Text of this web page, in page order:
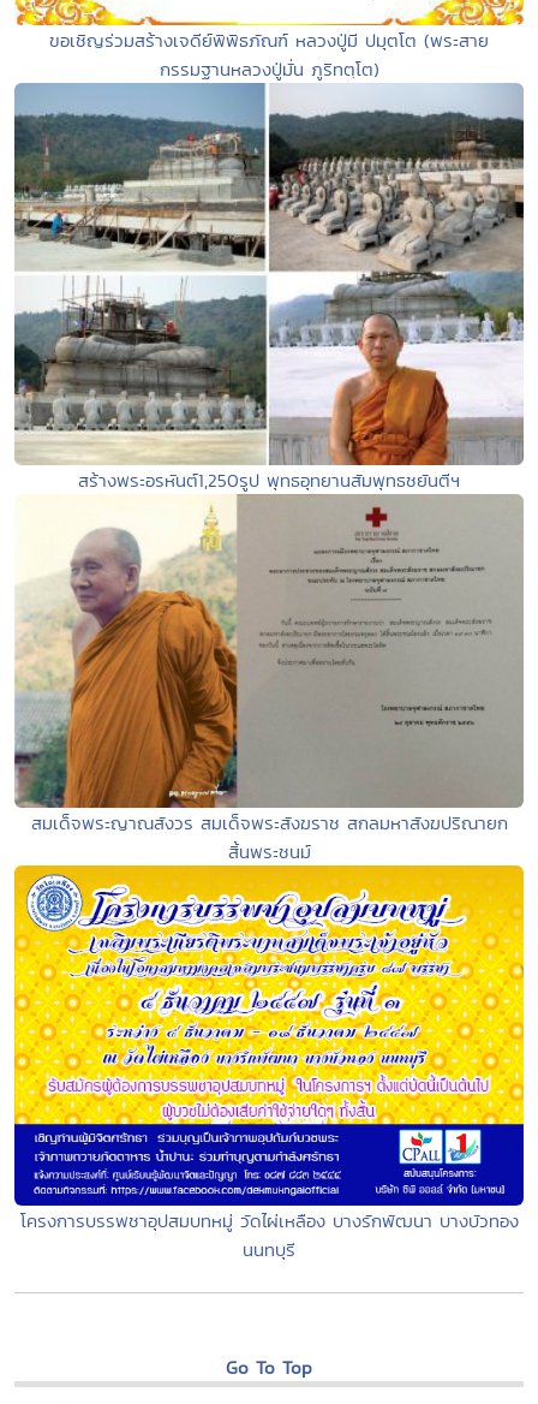
ขอเชิญร่วมสร้างเจดีย์พิพิธภัณฑ์ หลวงปู่มี ปมุตโต (พระสาย
กรรมฐานหลวงปู่มั่น ภูริทตฺโต)
สร้างพระอรหันต์1,250รูป พุทธอุทยานสัมพุทธชยันตีฯ
สมเด็จพระญาณสังวร สมเด็จพระสังฆราช สกลมหาสังฆปริณายก
สิ้นพระชนม์
โครงการบรรพชาอุปสมบทหมู่ วัดไผ่เหลือง บางรักพัฒนา บางบัวทอง
นนทบุรี
Go To Top